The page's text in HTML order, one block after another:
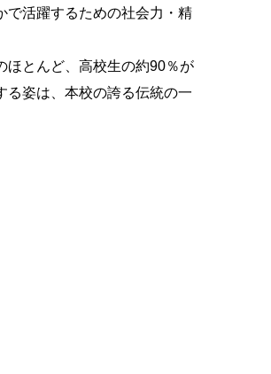
で活躍するための社会力・精
ほとんど、高校生の約90％が
る姿は、本校の誇る伝統の一